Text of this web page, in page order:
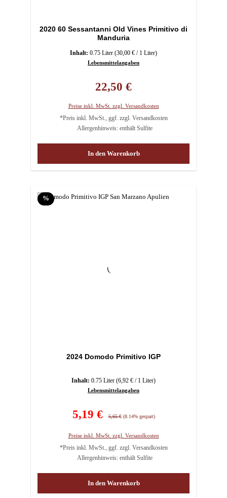
2020 60 Sessantanni Old Vines Primitivo di
Manduria
Inhalt: 0.75 Liter (30,00 € / 1 Liter)
Lebensmittelangaben
22,50 €
Preise inkl. MwSt. zzgl. Versandkosten
*Preis inkl. MwSt., ggf. zzgl. Versandkosten
Allergenhinweis: enthält Sulfite
In den Warenkorb
%Rabatt
2024 Domodo Primitivo IGP
Inhalt: 0.75 Liter (6,92 € / 1 Liter)
Lebensmittelangaben
5,19 € Regulärer Preis:
5,65 € (8.14% gespart)
Preise inkl. MwSt. zzgl. Versandkosten
*Preis inkl. MwSt., ggf. zzgl. Versandkosten
Allergenhinweis: enthält Sulfite
In den Warenkorb